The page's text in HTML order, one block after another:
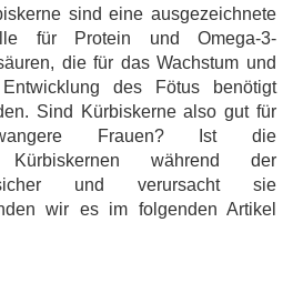
sind eine ausgezeichnete
für Protein und Omega-3-
die für das Wachstum und
des Fötus benötigt
Sind Kürbiskerne also gut für
Frauen? Ist die
während der
sicher und verursacht sie
wir es im folgenden Artikel